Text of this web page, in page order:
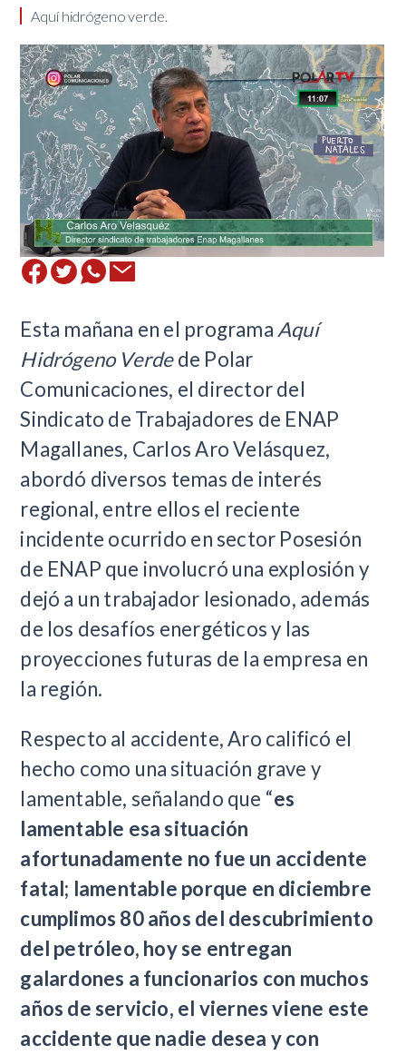
Aquí hidrógeno verde.
Esta mañana en el programa Aquí
Hidrógeno Verdede Polar
Comunicaciones, el director del
Sindicato de Trabajadores de ENAP
Magallanes, Carlos Aro Velásquez,
abordó diversos temas de interés
regional, entre ellos el reciente
incidente ocurrido en sector Posesión
de ENAP que involucró una explosión y
dejó a un trabajador lesionado, además
de los desafíos energéticos y las
proyecciones futuras de la empresa en
la región.
Respecto al accidente, Aro calificó el
hecho como una situación grave y
lamentable, señalando que “es
lamentable esa situación
afortunadamente no fue un accidente
fatal; lamentable porque en diciembre
cumplimos 80 años del descubrimiento
del petróleo, hoy se entregan
galardones a funcionarios con muchos
años de servicio, el viernes viene este
accidente que nadie desea y con